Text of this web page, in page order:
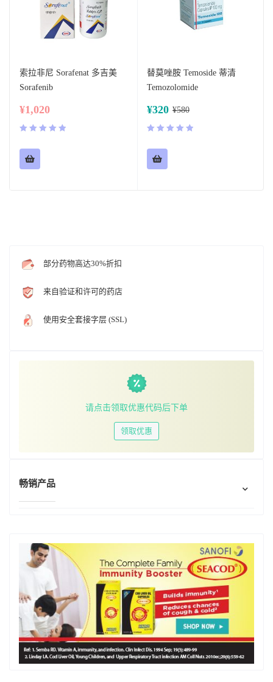
索拉非尼 Sorafenat 多吉美
Sorafenib
¥1,020
&sol; 5
替莫唑胺 Temoside 蒂清
Temozolomide
¥580
¥320
&sol; 5
部分药物高达30%折扣
来自验证和许可的药店
使用安全套接字层 (SSL)
请点击领取优惠代码后下单
领取优惠
畅销产品